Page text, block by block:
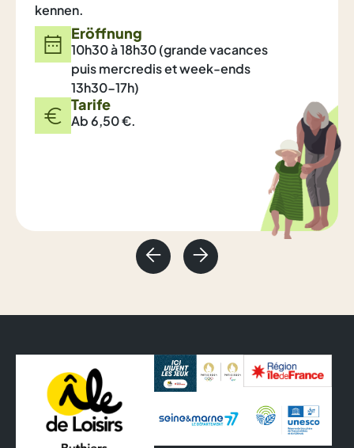
kennen.
Eröffnung
10h30 à 18h30 (grande vacances
puis mercredis et week-ends
13h30-17h)
Tarife
Ab 6,50 €.